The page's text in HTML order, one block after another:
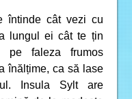
întinde cât vezi cu
lungul ei cât te țin
faleza frumos
înălțime, ca să lase
Insula Sylt are